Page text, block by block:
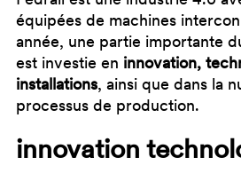
équipées de machines
année, une partie importante
est investie en innovation,
installations, ainsi que dans la
processus de production.
innovation